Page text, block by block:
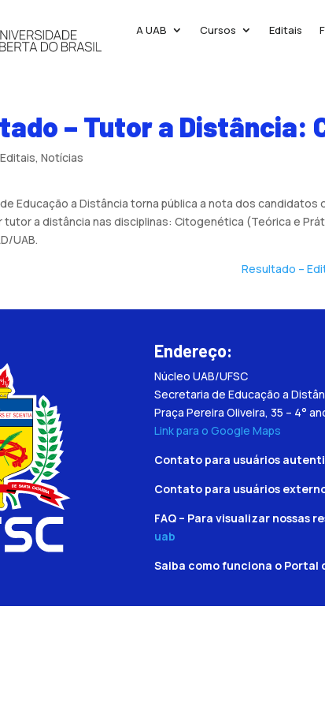
A UAB Cursos Editais
– Tutor a Distância:
Editais,Notícias
Educação a Distância torna pública a nota dos candidatos
a distância nas disciplinas: Citogenética (Teórica e
UAB.
Resultado –
Endereço:
Núcleo UAB/UFSC
Secretaria de Educação a
Praça Pereira Oliveira, 35 – 4°
Link para o Google Maps
Contato para usuários
Contato para usuários
FAQ – Para visualizar nossas
uab
Saiba como funciona o Portal